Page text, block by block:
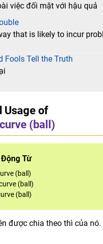
việc đối mặt với hậu quả
that is likely to incur
Fools Tell the Truth
Usage of
(ball)
Động Từ
(ball)
(ball)
(ball)
được chia theo thì của nó.